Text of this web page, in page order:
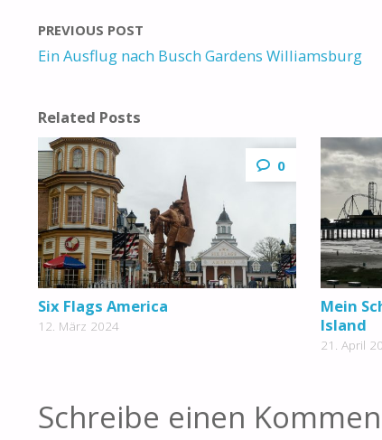
PREVIOUS POST
Ein Ausflug nach Busch Gardens Williamsburg
Related Posts
0
Six Flags America
12. März 2024
Mein
Island
21. April
Schreibe einen